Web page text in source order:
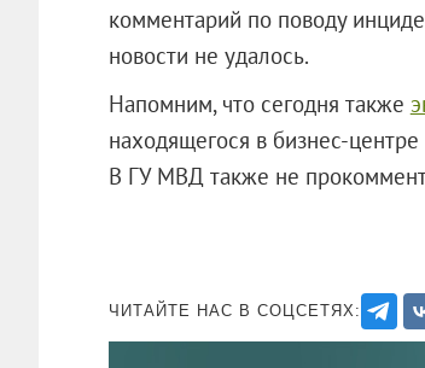
комментарий по поводу
новости не удалось.
Напомним, что сегодня также
находящегося в бизнес-
В ГУ МВД также не
ЧИТАЙТЕ НАС В СОЦСЕТЯХ: